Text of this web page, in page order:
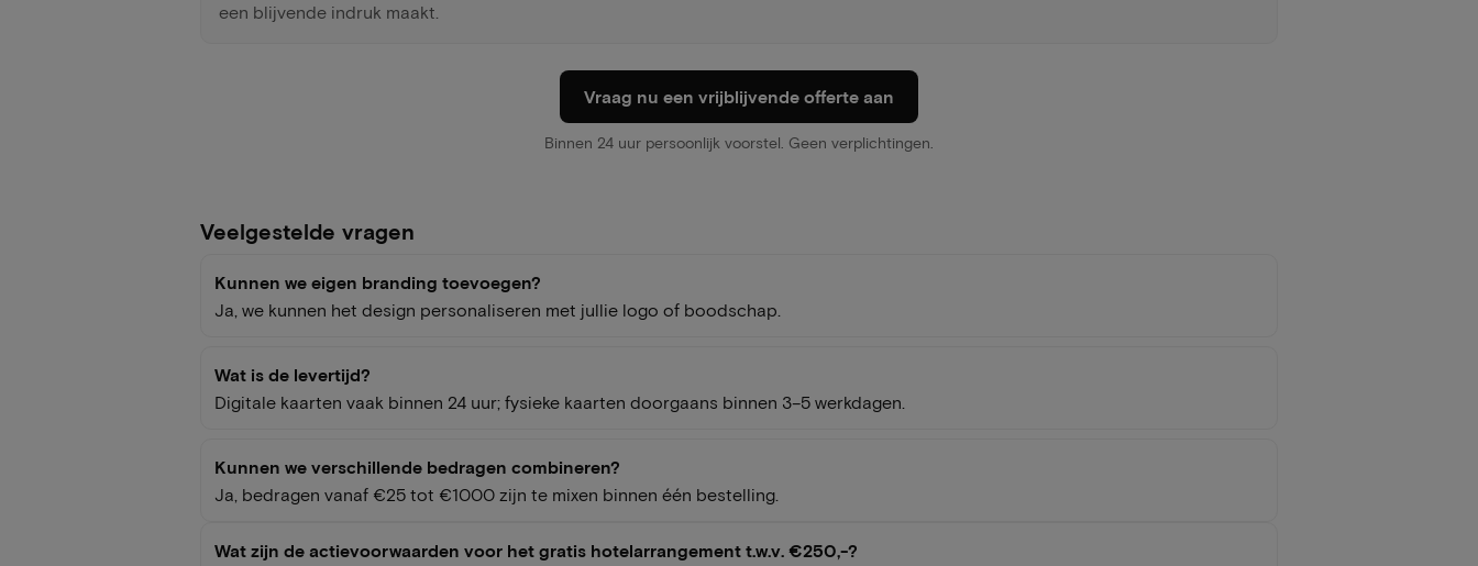
een blijvende indruk maakt.
Vraag nu een vrijblijvende offerte aan
Binnen 24 uur persoonlijk voorstel. Geen verplichtingen.
Veelgestelde vragen
Kunnen we eigen branding toevoegen?
Ja, we kunnen het design personaliseren met jullie logo of boodschap.
Wat is de levertijd?
Digitale kaarten vaak binnen 24 uur; fysieke kaarten doorgaans binnen 3–5 werkdagen.
Kunnen we verschillende bedragen combineren?
Ja, bedragen vanaf €25 tot €1000 zijn te mixen binnen één bestelling.
Wat zijn de actievoorwaarden voor het gratis hotelarrangement t.w.v. €250,-?